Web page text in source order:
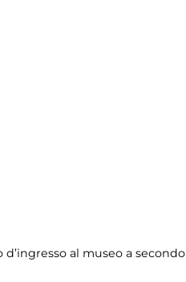
al museo a secondo